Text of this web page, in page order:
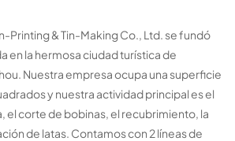
Printing & Tin-Making Co., Ltd. se fundó
en la hermosa ciudad turística de
Nuestra empresa ocupa una superficie
y nuestra actividad principal es el
el corte de bobinas, el recubrimiento, la
de latas. Contamos con 2 líneas de